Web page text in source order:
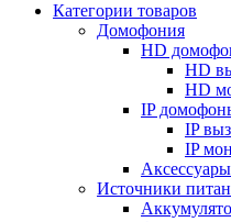
Категории товаров
Домофония
HD
HD
HD
IP
IP
IP
Источники